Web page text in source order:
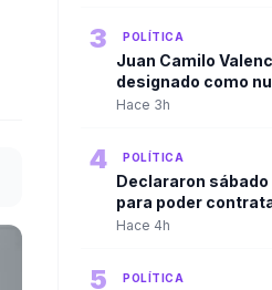
3 POLÍTICA
Juan Camilo
designado como
director de la
Hace 3h
4 POLÍTICA
Declararon
para poder
de Agricultura
más de $250.000
Hace 4h
5 POLÍTICA